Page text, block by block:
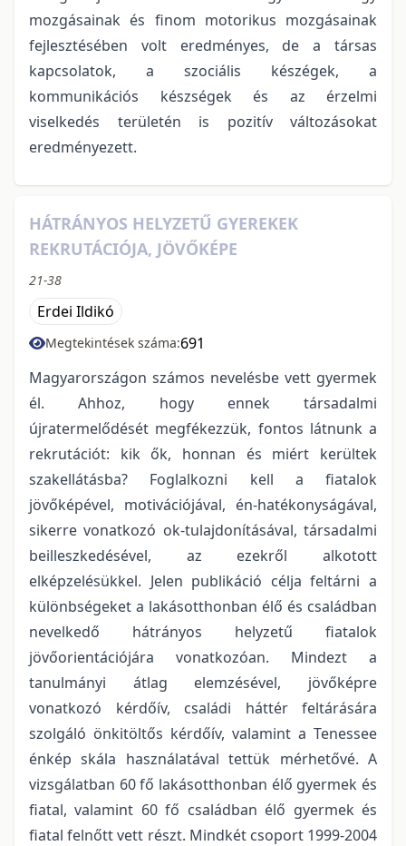
mozgásainak és finom motorikus mozgásainak
fejlesztésében volt eredményes, de a társas
kapcsolatok, a szociális készégek, a
kommunikációs készségek és az érzelmi
viselkedés területén is pozitív változásokat
eredményezett.
HÁTRÁNYOS HELYZETŰ GYEREKEK
REKRUTÁCIÓJA, JÖVŐKÉPE
21-38
Erdei Ildikó
Megtekintések száma:691
Magyarországon számos nevelésbe vett gyermek
él. Ahhoz, hogy ennek társadalmi
újratermelődését megfékezzük, fontos látnunk a
rekrutációt: kik ők, honnan és miért kerültek
szakellátásba? Foglalkozni kell a fiatalok
jövőképével, motivációjával, én-hatékonyságával,
sikerre vonatkozó ok-tulajdonításával, társadalmi
beilleszkedésével, az ezekről alkotott
elképzelésükkel. Jelen publikáció célja feltárni a
különbségeket a lakásotthonban élő és családban
nevelkedő hátrányos helyzetű fiatalok
jövőorientációjára vonatkozóan. Mindezt a
tanulmányi átlag elemzésével, jövőképre
vonatkozó kérdőív, családi háttér feltárására
szolgáló önkitöltős kérdőív, valamint a Tenessee
énkép skála használatával tettük mérhetővé. A
vizsgálatban 60 fő lakásotthonban élő gyermek és
fiatal, valamint 60 fő családban élő gyermek és
fiatal felnőtt vett részt. Mindkét csoport 1999-2004